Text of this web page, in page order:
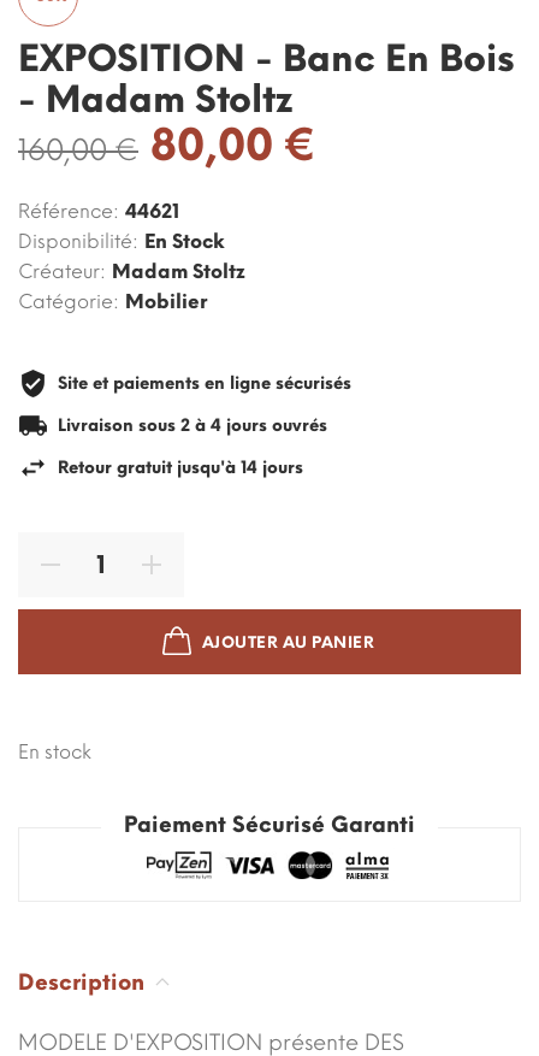
EXPOSITION - Banc En Bois
- Madam Stoltz
160,00 € 80,00 €
Référence: 44621
Disponibilité: En Stock
Créateur: Madam Stoltz
Catégorie: Mobilier
Site et paiements en ligne sécurisés
Livraison sous 2 à 4 jours ouvrés
Retour gratuit jusqu'à 14 jours
AJOUTER AU PANIER
En stock
Paiement Sécurisé Garanti
Description
MODELE D'EXPOSITION présente DES